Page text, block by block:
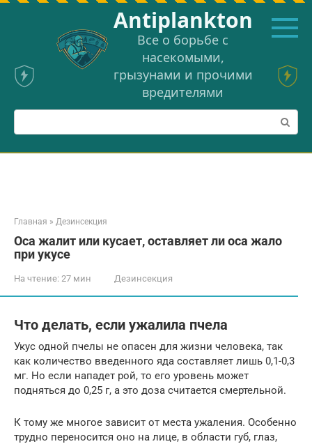
Перейти
Аntiplankton
Все о борьбе с
насекомыми,
грызунами и прочими
вредителями
Поиск:
Главная » Дезинсекция
Оса жалит или кусает, оставляет ли оса жало
при укусе
На чтение: 27 мин Дезинсекция
Что делать, если ужалила пчела
Укус одной пчелы не опасен для жизни человека, так
как количество введенного яда составляет лишь 0,1-0,3
мг. Но если нападет рой, то его уровень может
подняться до 0,25 г, а это доза считается смертельной.
К тому же многое зависит от места ужаления. Особенно
трудно переносится оно на лице, в области губ, глаз,